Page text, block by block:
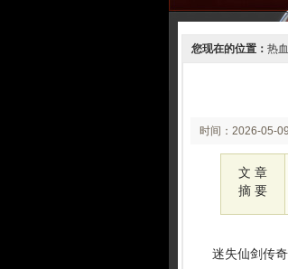
您现在的位置： 热
时间：2026-05-09
02:05
文 章
摘 要
迷失仙剑传